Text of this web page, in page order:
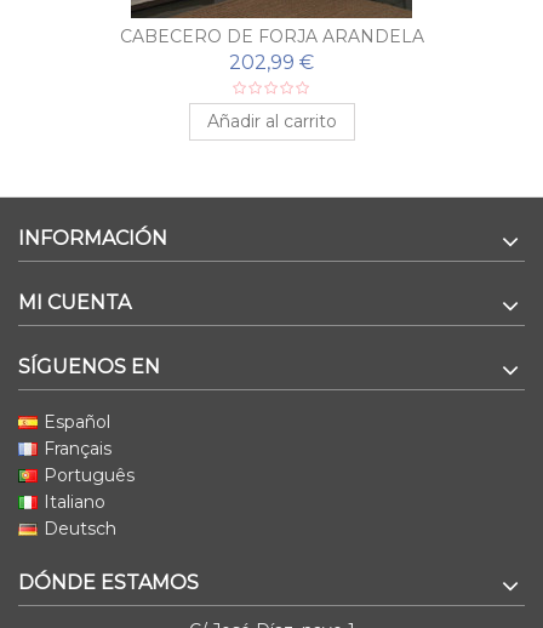
CABECERO DE FORJA ARANDELA
202,99 €
Añadir al carrito
INFORMACIÓN
MI CUENTA
SÍGUENOS EN
Español
Français
Português
Italiano
Deutsch
DÓNDE ESTAMOS